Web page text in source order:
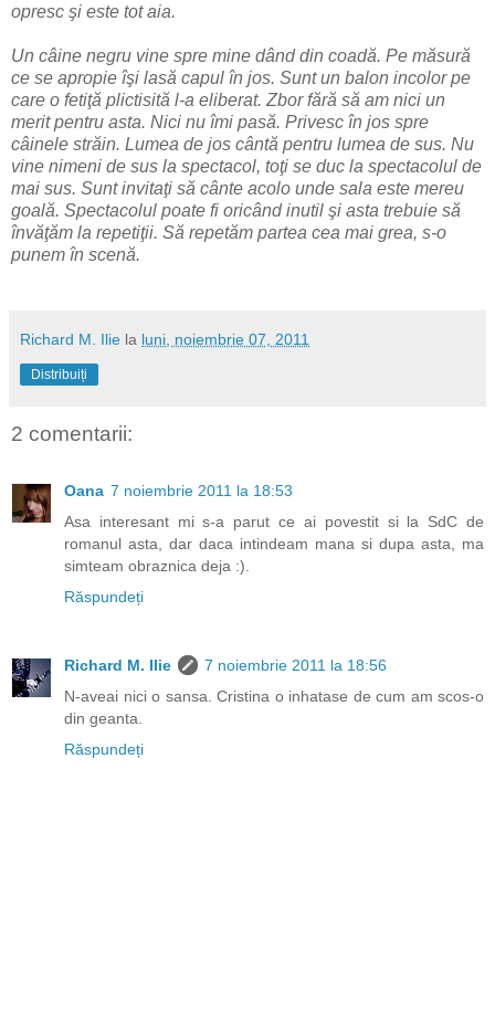
opresc şi este tot aia.
Un câine negru vine spre mine dând din coadă. Pe măsură
ce se apropie îşi lasă capul în jos. Sunt un balon incolor pe
care o fetiţă plictisită l-a eliberat. Zbor fără să am nici un
merit pentru asta. Nici nu îmi pasă. Privesc în jos spre
câinele străin. Lumea de jos cântă pentru lumea de sus. Nu
vine nimeni de sus la spectacol, toţi se duc la spectacolul de
mai sus. Sunt invitaţi să cânte acolo unde sala este mereu
goală. Spectacolul poate fi oricând inutil şi asta trebuie să
învăţăm la repetiţii. Să repetăm partea cea mai grea, s-o
punem în scenă.
Richard M. Ilie la luni, noiembrie 07, 2011
Distribuiți
2 comentarii:
Oana 7 noiembrie 2011 la 18:53
Asa interesant mi s-a parut ce ai povestit si la SdC de
romanul asta, dar daca intindeam mana si dupa asta, ma
simteam obraznica deja :).
Răspundeți
Richard M. Ilie
7 noiembrie 2011 la 18:56
N-aveai nici o sansa. Cristina o inhatase de cum am scos-o
din geanta.
Răspundeți